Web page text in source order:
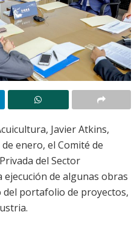
Javier Atkins,
enero, el Comité de
del Sector
de algunas obras
del portafolio de proyectos,